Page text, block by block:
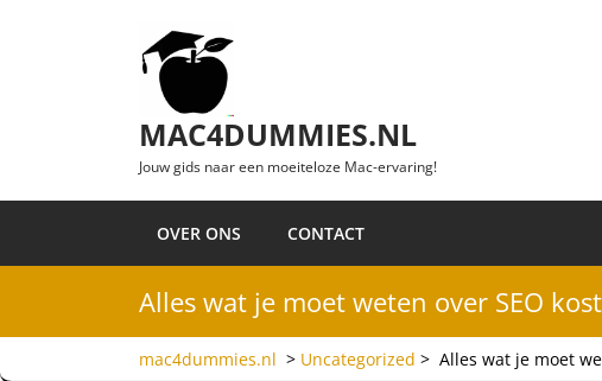
MAC4DUMMIES.NL
Jouw gids naar een moeiteloze Mac-ervaring!
OVER ONS CONTACT
Alles wat je moet weten over SEO
mac4dummies.nl > Uncategorized > Alles wat je moet